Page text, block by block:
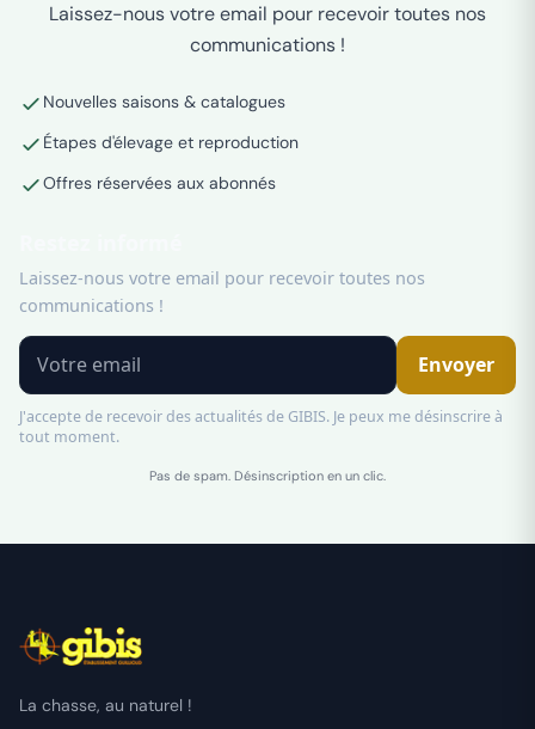
Laissez-nous votre email pour recevoir toutes nos
communications !
Nouvelles saisons & catalogues
Étapes d'élevage et reproduction
Offres réservées aux abonnés
Laissez-nous votre email pour recevoir toutes nos
communications !
Envoyer
J'accepte de recevoir des actualités de GIBIS. Je peux me désinscrire à
tout moment.
Pas de spam. Désinscription en un clic.
La chasse, au naturel !